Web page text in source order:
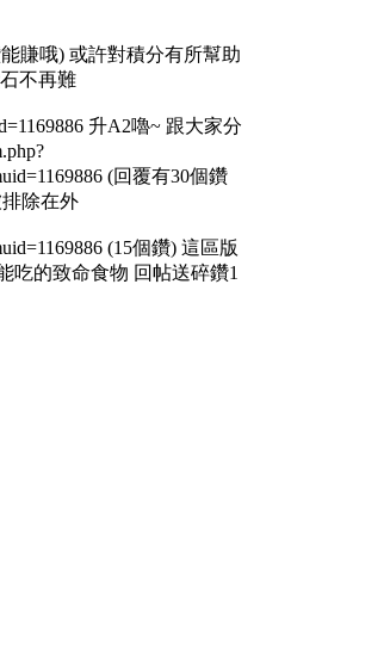
賺哦) 或許對積分有所幫助
不再難
升A2嚕~ 跟大家分
(回覆有30個鑽
除在外
(15個鑽) 這區版
吃的致命食物 回帖送碎鑽1